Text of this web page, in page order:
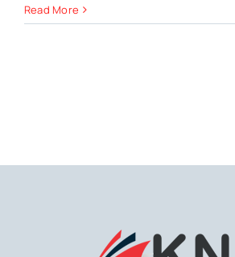
Enhancing
the
Read More